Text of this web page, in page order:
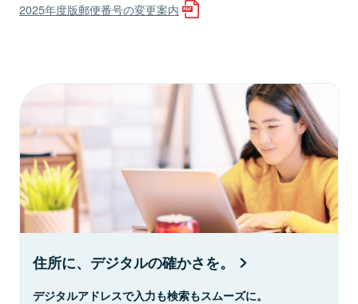
2025年度版郵便番号の変更案内
住所に、デジタルの確かさを。
デジタルアドレスで入力も検索もスムーズに。